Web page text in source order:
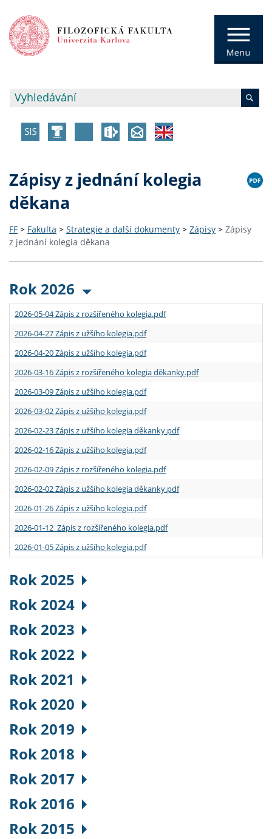
Zápisy z jednání kolegia
děkana
FF > Fakulta > Strategie a další dokumenty > Zápisy > Zápisy
z jednání kolegia děkana
Rok 2026
2026-05-04 Zápis z rozšířeného kolegia.pdf
2026-04-27 Zápis z užšího kolegia.pdf
2026-04-20 Zápis z užšího kolegia.pdf
2026-03-16 Zápis z rozšířeného kolegia děkanky.pdf
2026-03-09 Zápis z užšího kolegia.pdf
2026-03-02 Zápis z užšího kolegia.pdf
2026-02-23 Zápis z užšího kolegia děkanky.pdf
2026-02-16 Zápis z užšího kolegia.pdf
2026-02-09 Zápis z rozšířeného kolegia.pdf
2026-02-02 Zápis z užšího kolegia děkanky.pdf
2026-01-26 Zápis z užšího kolegia.pdf
2026-01-12 Zápis z rozšířeného kolegia.pdf
2026-01-05 Zápis z užšího kolegia.pdf
Rok 2025
Rok 2024
Rok 2023
Rok 2022
Rok 2021
Rok 2020
Rok 2019
Rok 2018
Rok 2017
Rok 2016
Rok 2015